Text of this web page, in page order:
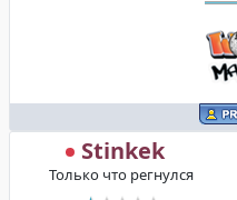
Stinkek
Только что регнулся